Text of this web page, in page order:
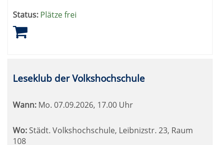
Status: Plätze frei
Leseklub der Volkshochschule
Wann: Mo. 07.09.2026, 17.00 Uhr
Wo: Städt. Volkshochschule, Leibnizstr. 23, Raum
108